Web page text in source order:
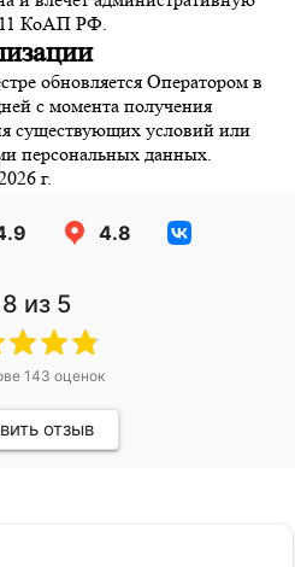
КоАП РФ.
обновляется Оператором в
с момента получения
существующих условий или
персональных данных.
г.
4.8
из 5
143 оценок
отзыв